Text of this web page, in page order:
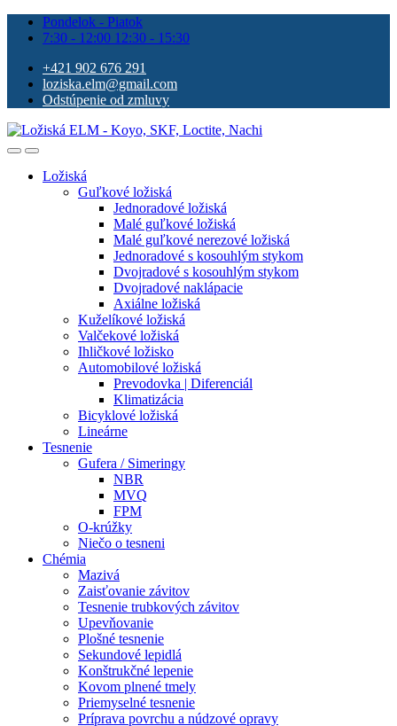
Pondelok - Piatok
7:30 - 12:00 12:30 - 15:30
+421 902 676 291
loziska.elm@gmail.com
Odstúpenie od zmluvy
Ložiská
Guľkové ložiská
Jednoradové ložiská
Malé guľkové ložiská
Malé guľkové nerezové ložiská
Jednoradové s kosouhlým stykom
Dvojradové s kosouhlým stykom
Dvojradové naklápacie
Axiálne ložiská
Kuželíkové ložiská
Valčekové ložiská
Ihličkové ložisko
Automobilové ložiská
Prevodovka | Diferenciál
Klimatizácia
Bicyklové ložiská
Lineárne
Tesnenie
Gufera / Simeringy
NBR
MVQ
FPM
O-krúžky
Niečo o tesneni
Chémia
Mazivá
Zaisťovanie závitov
Tesnenie trubkových závitov
Upevňovanie
Plošné tesnenie
Sekundové lepidlá
Konštrukčné lepenie
Kovom plnené tmely
Priemyselné tesnenie
Príprava povrchu a núdzové opravy